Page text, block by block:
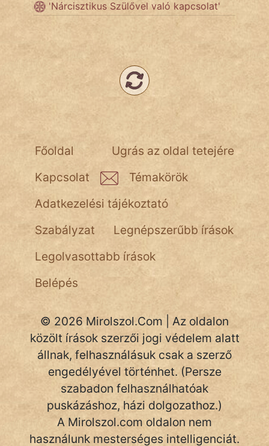
fantom
Jób Gedeon
vörös ördög
NapHold
pszichopati
Hoffer Botond
szemfüles
'Nárcisztikus Szülővel való kapcsolat'
Ugrás az oldal tetejére
Főoldal
Kapcsolat
Témakörök
Adatkezelési tájékoztató
Szabályzat
Legnépszerűbb írások
Legolvasottabb írások
Belépés
© 2026 Mirolszol.Com | Az oldalon
közölt írások szerzői jogi védelem alatt
állnak, felhasználásuk csak a szerző
engedélyével történhet. (Persze
szabadon felhasználhatóak
puskázáshoz, házi dolgozathoz.)
A Mirolszol.com oldalon nem
használunk mesterséges intelligenciát.